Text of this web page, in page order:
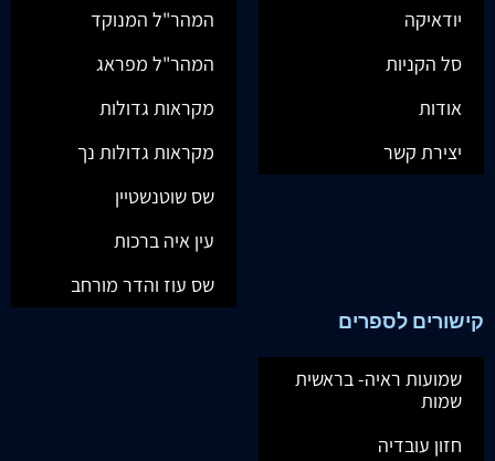
יודאיקה
סל הקניות
אודות
יצירת קשר
המהר"ל המנוקד
המהר"ל מפראג
מקראות גדולות
מקראות גדולות נך
שס שוטנשטיין
עין איה ברכות
שס עוז והדר מורחב
קישורים לספרים
שמועות ראיה- בראשית
שמות
חזון עובדיה